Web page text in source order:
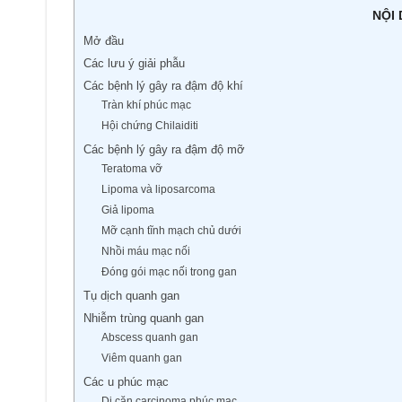
NỘI
Mở đầu
Các lưu ý giải phẫu
Các bệnh lý gây ra đậm độ khí
Tràn khí phúc mạc
Hội chứng Chilaiditi
Các bệnh lý gây ra đậm độ mỡ
Teratoma vỡ
Lipoma và liposarcoma
Giả lipoma
Mỡ cạnh tĩnh mạch chủ dưới
Nhồi máu mạc nối
Đóng gói mạc nối trong gan
Tụ dịch quanh gan
Nhiễm trùng quanh gan
Abscess quanh gan
Viêm quanh gan
Các u phúc mạc